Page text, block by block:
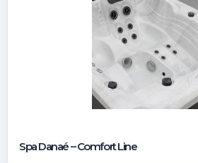
Spa Danaé – Comfort Line